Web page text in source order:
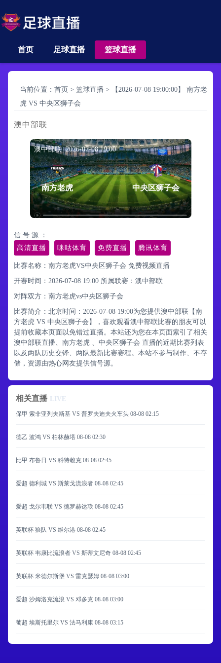
首页 足球直播 篮球直播
当前位置： 首页 > 篮球直播 >
【2026-07-08 19:00:00】 南方老
虎 VS 中央区狮子会
澳中部联
澳中部联 2026-07-08 19:00
南方老虎 中央区狮子会
信 号 源 ：
高清直播
咪咕体育 免费直播 腾讯体育
比赛名称：南方老虎VS中央区狮子会 免费视频直播
开赛时间：2026-07-08 19:00 所属联赛： 澳中部联
对阵双方：南方老虎vs中央区狮子会
比赛简介：北京时间：2026-07-08 19:00为您提供澳中部联【南
方老虎 VS 中央区狮子会】，喜欢观看澳中部联比赛的朋友可以
提前收藏本页面以免错过直播。本站还为您在本页面索引了相关
澳中部联直播、南方老虎 、中央区狮子会 直播的近期比赛列表
以及两队历史交锋、两队最新比赛赛程。本站不参与制作、不存
储，资源由热心网友提供信号源。
相关直播 LIVE
保甲 索非亚列夫斯基 VS 普罗夫迪夫火车头 08-08 02:15
德乙 波鸿 VS 柏林赫塔 08-08 02:30
比甲 布鲁日 VS 科特赖克 08-08 02:45
爱超 德利城 VS 斯莱戈流浪者 08-08 02:45
爱超 戈尔韦联 VS 德罗赫达联 08-08 02:45
英联杯 狼队 VS 维尔港 08-08 02:45
英联杯 韦康比流浪者 VS 斯蒂文尼奇 08-08 02:45
英联杯 米德尔斯堡 VS 雷克瑟姆 08-08 03:00
爱超 沙姆洛克流浪 VS 邓多克 08-08 03:00
葡超 埃斯托里尔 VS 法马利康 08-08 03:15